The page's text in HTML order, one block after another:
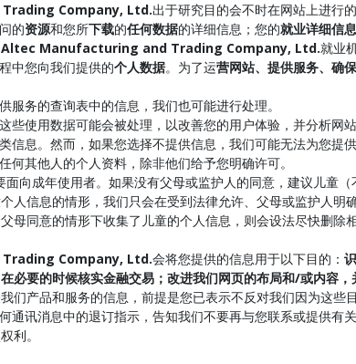
Company, Ltd.出于研究目的会不时在网站上进行
的资源和您所下载的任何数据的详细信息；您的就业详细信息
Altec Manufacturing and Trading Company, Ltd.就业
中您向我们提供的个人数据。为了运营网站、提供服务、确
服务的查询表中的信息，我们也可能进行处理。
些使用数据可能会被处理，以改善您的用户体验，并分析网站
信息。然而，如果您选择不提供信息，我们可能无法为您提供
何其他人的个人资料，除非他们给予您明确许可。
面向成年使用者。如果没有父母或监护人的同意，建议儿童
人信息的情形，我们只会在受到法律允许、父母或监护人
母同意的情形下收集了儿童的个人信息，则会设法尽快删除相
Company, Ltd.会将您提供的信息用于以下目的：
必要的时候核实金融交易；改进我们网页的布局和/或内容
们产品和服务的信息，前提是您已表示不反对我们因为这些
通讯消息中的退订指示，告知我们不要再与您联系或提供
利。